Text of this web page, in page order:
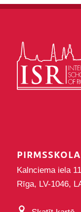
Kalnciema iela
Rīga, LV-1046,